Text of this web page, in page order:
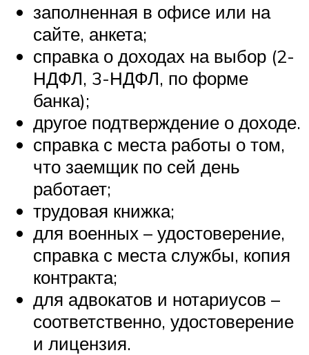
заполненная в офисе или на
сайте, анкета;
справка о доходах на выбор (2-
НДФЛ, 3-НДФЛ, по форме
банка);
другое подтверждение о доходе.
справка с места работы о том,
что заемщик по сей день
работает;
трудовая книжка;
для военных – удостоверение,
справка с места службы, копия
контракта;
для адвокатов и нотариусов –
соответственно, удостоверение
и лицензия.